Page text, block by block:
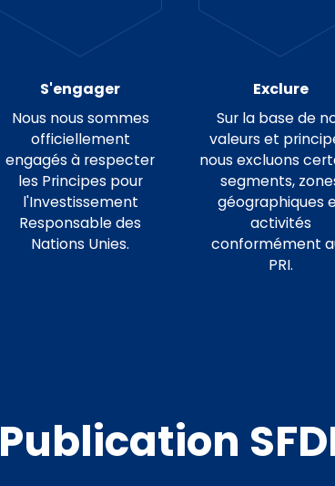
S'engager
Nous nous sommes
officiellement
engagés à respecter
les Principes pour
l'Investissement
Responsable des
Nations Unies.
Exclure
Sur la base de
valeurs et
nous excluons
segments,
géographiques
activités
conformément
PRI.
Publication